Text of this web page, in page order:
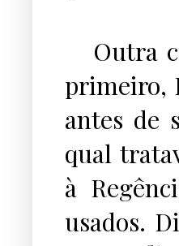
Outra
primeiro,
antes de
qual
à
usados.